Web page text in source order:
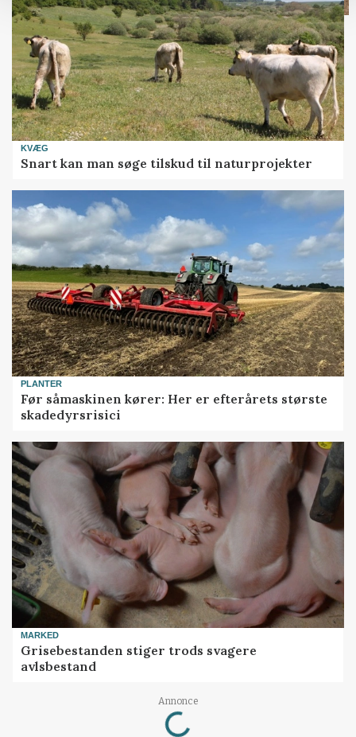
KVÆG
Snart kan man søge tilskud til naturprojekter
PLANTER
Før såmaskinen kører: Her er efterårets største
skadedyrsrisici
MARKED
Grisebestanden stiger trods svagere
avlsbestand
Annonce
Loading...